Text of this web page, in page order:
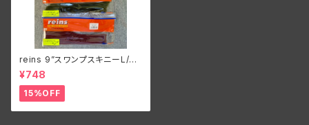
reins 9”スワンプスキニーL/レ
イン 9インチ スワンプスキニー
¥748
15%OFF